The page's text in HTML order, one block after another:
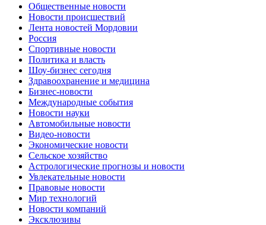
Общественные новости
Новости происшествий
Лента новостей Мордовии
Россия
Спортивные новости
Политика и власть
Шоу-бизнес сегодня
Здравоохранение и медицина
Бизнес-новости
Международные события
Новости науки
Автомобильные новости
Видео-новости
Экономические новости
Сельское хозяйство
Астрологические прогнозы и новости
Увлекательные новости
Правовые новости
Мир технологий
Новости компаний
Эксклюзивы